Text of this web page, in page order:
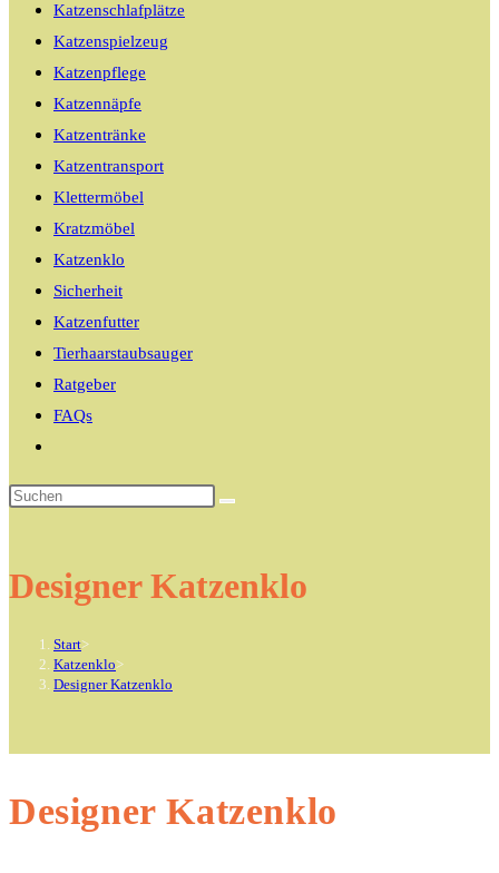
Katzenschlafplätze
Katzenspielzeug
Katzenpflege
Katzennäpfe
Katzentränke
Katzentransport
Klettermöbel
Kratzmöbel
Katzenklo
Sicherheit
Katzenfutter
Tierhaarstaubsauger
Ratgeber
FAQs
umschalten
Designer Katzenklo
Start>
Katzenklo>
Designer Katzenklo
Designer Katzenklo